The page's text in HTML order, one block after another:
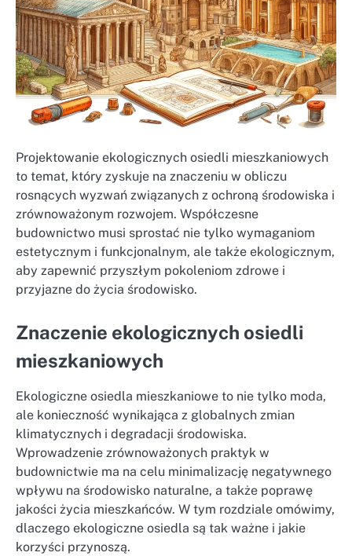
Projektowanie ekologicznych osiedli mieszkaniowych
to temat, który zyskuje na znaczeniu w obliczu
rosnących wyzwań związanych z ochroną środowiska i
zrównoważonym rozwojem. Współczesne
budownictwo musi sprostać nie tylko wymaganiom
estetycznym i funkcjonalnym, ale także ekologicznym,
aby zapewnić przyszłym pokoleniom zdrowe i
przyjazne do życia środowisko.
Znaczenie ekologicznych osiedli
mieszkaniowych
Ekologiczne osiedla mieszkaniowe to nie tylko moda,
ale konieczność wynikająca z globalnych zmian
klimatycznych i degradacji środowiska.
Wprowadzenie zrównoważonych praktyk w
budownictwie ma na celu minimalizację negatywnego
wpływu na środowisko naturalne, a także poprawę
jakości życia mieszkańców. W tym rozdziale omówimy,
dlaczego ekologiczne osiedla są tak ważne i jakie
korzyści przynoszą.